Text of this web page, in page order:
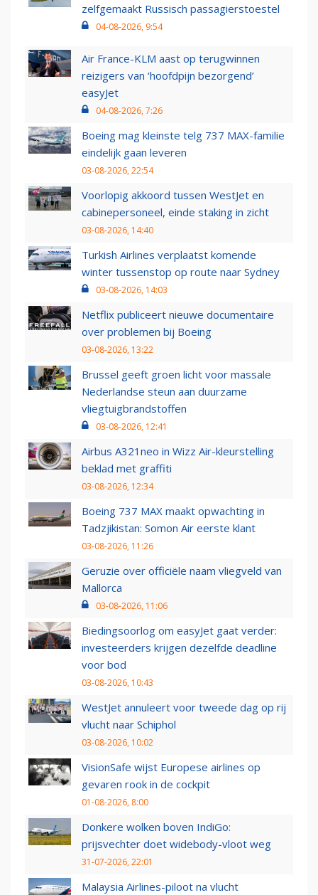
zelfgemaakt Russisch passagierstoestel
04-08-2026, 9:54
Air France-KLM aast op terugwinnen
reizigers van ‘hoofdpijn bezorgend’
easyJet
04-08-2026, 7:26
Boeing mag kleinste telg 737 MAX-familie
eindelijk gaan leveren
03-08-2026, 22:54
Voorlopig akkoord tussen WestJet en
cabinepersoneel, einde staking in zicht
03-08-2026, 14:40
Turkish Airlines verplaatst komende
winter tussenstop op route naar Sydney
03-08-2026, 14:03
Netflix publiceert nieuwe documentaire
over problemen bij Boeing
03-08-2026, 13:22
Brussel geeft groen licht voor massale
Nederlandse steun aan duurzame
vliegtuigbrandstoffen
03-08-2026, 12:41
Airbus A321neo in Wizz Air-kleurstelling
beklad met graffiti
03-08-2026, 12:34
Boeing 737 MAX maakt opwachting in
Tadzjikistan: Somon Air eerste klant
03-08-2026, 11:26
Geruzie over officiële naam vliegveld van
Mallorca
03-08-2026, 11:06
Biedingsoorlog om easyJet gaat verder:
investeerders krijgen dezelfde deadline
voor bod
03-08-2026, 10:43
WestJet annuleert voor tweede dag op rij
vlucht naar Schiphol
03-08-2026, 10:02
VisionSafe wijst Europese airlines op
gevaren rook in de cockpit
01-08-2026, 8:00
Donkere wolken boven IndiGo:
prijsvechter doet widebody-vloot weg
31-07-2026, 22:01
Malaysia Airlines-piloot na vlucht